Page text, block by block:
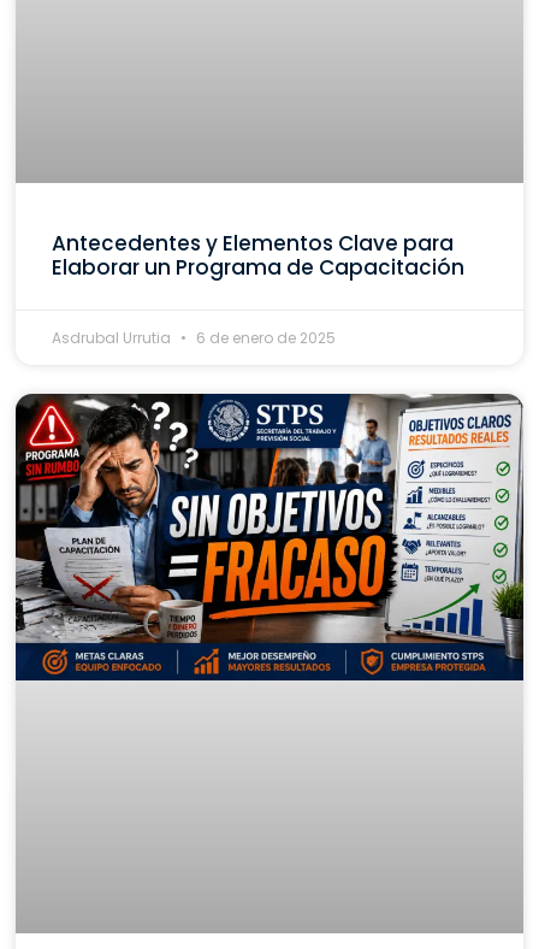
Antecedentes y Elementos Clave para
Elaborar un Programa de Capacitación
Asdrubal Urrutia 6 de enero de 2025